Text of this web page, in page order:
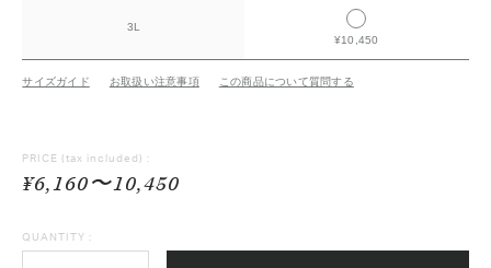
3L
¥10,450
サイズガイド お取扱い注意事項 この商品について質問する
PRICE (tax included) :
¥6,160〜10,450
QUANTITY :